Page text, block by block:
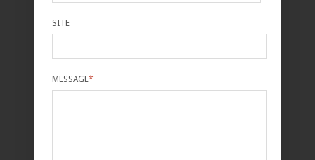
SITE
MESSAGE*